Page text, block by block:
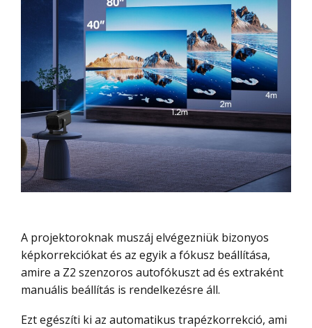
A projektoroknak muszáj elvégezniük bizonyos
képkorrekciókat és az egyik a fókusz beállítása,
amire a Z2 szenzoros autofókuszt ad és extraként
manuális beállítás is rendelkezésre áll.
Ezt egészíti ki az automatikus trapézkorrekció, ami